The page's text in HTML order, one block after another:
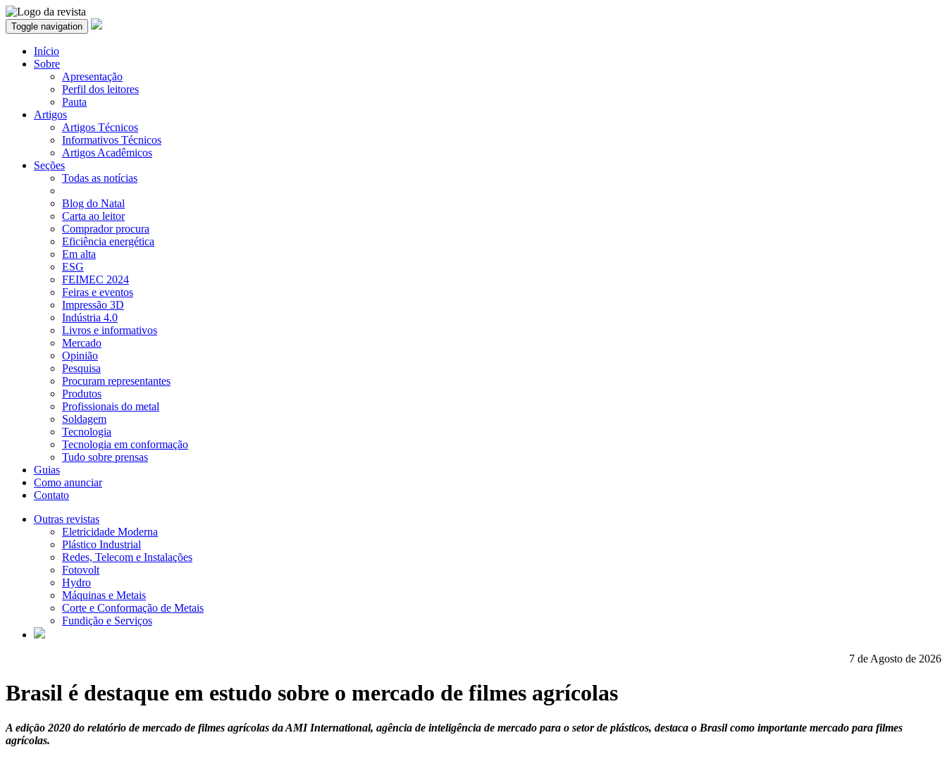
Toggle navigation
Início
Sobre
Apresentação
Perfil dos leitores
Pauta
Artigos
Artigos Técnicos
Informativos Técnicos
Artigos Acadêmicos
Seções
Todas as notícias
Blog do Natal
Carta ao leitor
Comprador procura
Eficiência energética
Em alta
ESG
FEIMEC 2024
Feiras e eventos
Impressão 3D
Indústria 4.0
Livros e informativos
Mercado
Opinião
Pesquisa
Procuram representantes
Produtos
Profissionais do metal
Soldagem
Tecnologia
Tecnologia em conformação
Tudo sobre prensas
Guias
Como anunciar
Contato
Outras revistas
Eletricidade Moderna
Plástico Industrial
Redes, Telecom e Instalações
Fotovolt
Hydro
Máquinas e Metais
Corte e Conformação de Metais
Fundição e Serviços
7 de Agosto de 2026
Brasil é destaque em estudo sobre o mercado de filmes agrícolas
A edição 2020 do relatório de mercado de filmes agrícolas da AMI International, agência de inteligência de mercado para o setor de plásticos, destaca o Brasil como importante mercado para filmes
agrícolas.